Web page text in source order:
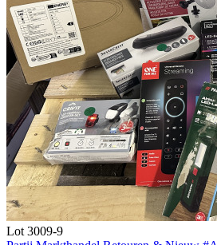
Lot 3009-9